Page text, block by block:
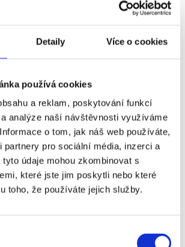
Detaily Více o cookies
používá cookies
a reklam, poskytování funkcí
analýze naší návštěvnosti využíváme
o tom, jak náš web používáte,
pro sociální média, inzerci a
údaje mohou zkombinovat s
které jste jim poskytli nebo které
toho, že používáte jejich služby.
domy, 181 m² - Unhošť
360° video